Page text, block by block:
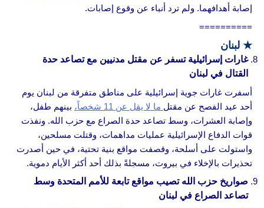
إصابة أهدافهما. ولم ترد أنباء عن وقوع إصابات.
==========
★ لبنان
غارات إسرائيلية تسفر عن مقتل مدنيين مع تصاعد حدة
القتال في لبنان
أسفرت غارات جوية إسرائيلية على مناطق متفرقة من لبنان يوم
أحد عيد الفصح عن مقتل ما لا يقل عن 11 شخصاً،
بينهم طفل،
وإصابة العشرات، وسط تصاعد حدة الصراع مع حزب الله. ونفذت
قوات الدفاع الإسرائيلية عمليات مداهمات، وقتلت مسلحين،
واستولت على أسلحة، وقصفت مواقع بنية تحتية، في حين أصدرت
تحذيرات بالإخلاء في بيروت، مسجلةً بذلك أحد أكثر الأيام دموية.
صواريخ حزب الله تصيب مواقع تابعة للأمم المتحدة وسط
تصاعد الصراع في لبنان